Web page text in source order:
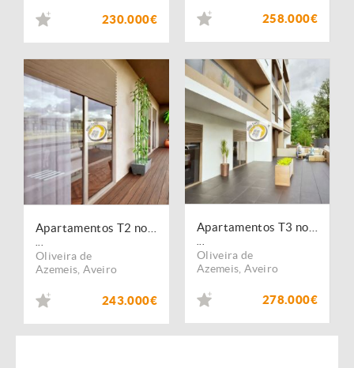
230.000€ 258.000€
Oliveira de
Azemeis ,Aveiro
243.000€
Oliveira de
Azemeis ,Aveiro
278.000€